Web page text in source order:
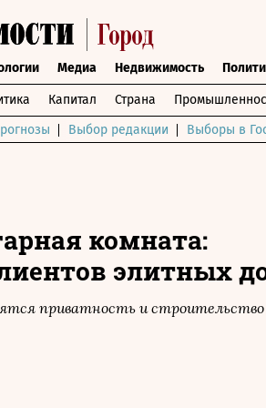
Медиа Недвижимость
Капитал Страна
Выбор редакции Выборы в
комната:
элитных
приватность и строительство